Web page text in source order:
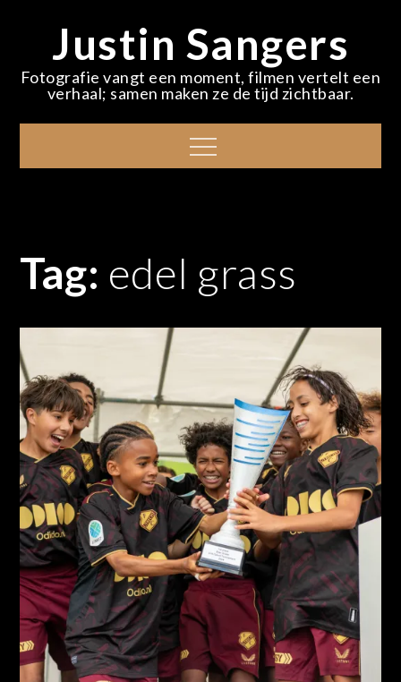
contentJustin Sangers
Fotografie vangt een moment, filmen vertelt een
verhaal; samen maken ze de tijd zichtbaar.
Menu
Tag: edel grass